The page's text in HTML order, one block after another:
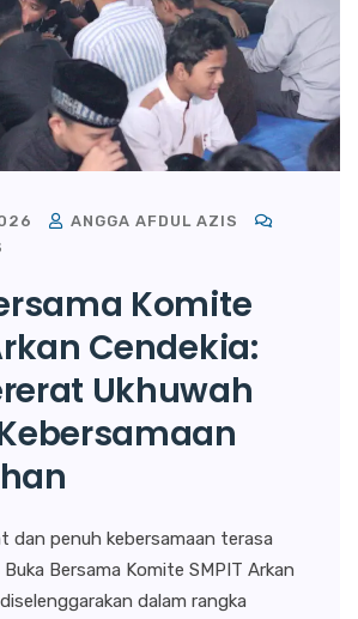
ANGGA AFDUL AZIS
Komite
Cendekia:
Ukhuwah
dan penuh kebersamaan terasa
Bersama Komite SMPIT Arkan
dalam rangka